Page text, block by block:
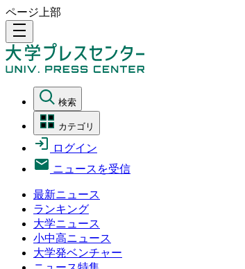
ページ上部
density_medium
検索
カテゴリ
ログイン
ニュースを受信
最新ニュース
ランキング
大学ニュース
小中高ニュース
大学発ベンチャー